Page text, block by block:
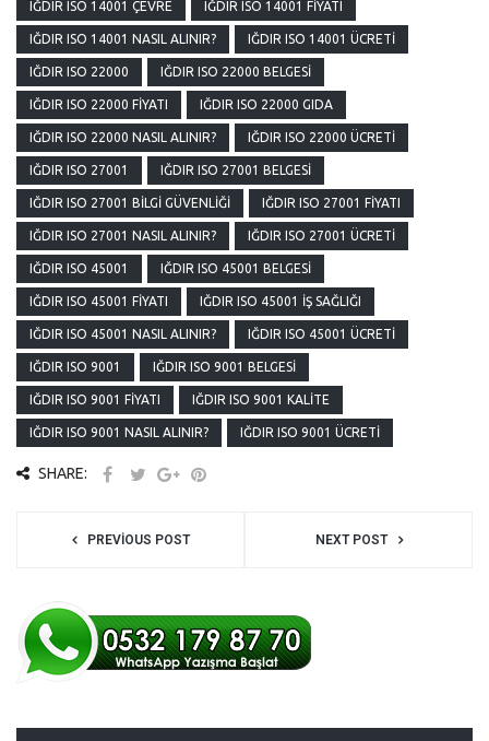
IĞDIR ISO 14001 ÇEVRE IĞDIR ISO 14001 FIYATI
IĞDIR ISO 14001 NASIL ALINIR? IĞDIR ISO 14001 ÜCRETI
IĞDIR ISO 22000 IĞDIR ISO 22000 BELGESI
IĞDIR ISO 22000 FIYATI IĞDIR ISO 22000 GIDA
IĞDIR ISO 22000 NASIL ALINIR? IĞDIR ISO 22000 ÜCRETI
IĞDIR ISO 27001 IĞDIR ISO 27001 BELGESI
IĞDIR ISO 27001 BILGI GÜVENLIĞI IĞDIR ISO 27001 FIYATI
IĞDIR ISO 27001 NASIL ALINIR? IĞDIR ISO 27001 ÜCRETI
IĞDIR ISO 45001 IĞDIR ISO 45001 BELGESI
IĞDIR ISO 45001 FIYATI IĞDIR ISO 45001 İŞ SAĞLIĞI
IĞDIR ISO 45001 NASIL ALINIR? IĞDIR ISO 45001 ÜCRETI
IĞDIR ISO 9001 IĞDIR ISO 9001 BELGESI
IĞDIR ISO 9001 FIYATI IĞDIR ISO 9001 KALITE
IĞDIR ISO 9001 NASIL ALINIR? IĞDIR ISO 9001 ÜCRETI
SHARE:
PREVIOUS POST NEXT POST